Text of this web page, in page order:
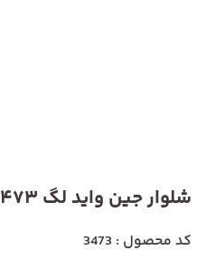
شلوار جین واید لگ 3473
کد محصول : 3473